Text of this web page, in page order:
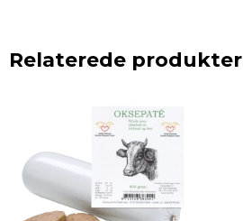
Relaterede produkter